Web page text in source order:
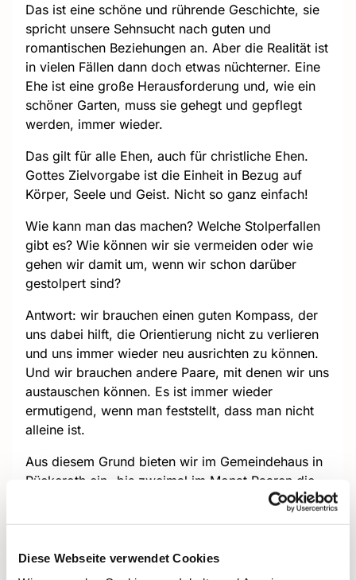
Diese Webseite verwendet Cookies
Das ist eine schöne und rührende Geschichte, sie
spricht unsere Sehnsucht nach guten und
romantischen Beziehungen an. Aber die Realität ist
in vielen Fällen dann doch etwas nüchterner. Eine
Ehe ist eine große Herausforderung und, wie ein
schöner Garten, muss sie gehegt und gepflegt
werden, immer wieder.
Das gilt für alle Ehen, auch für christliche Ehen.
Gottes Zielvorgabe ist die Einheit in Bezug auf
Körper, Seele und Geist. Nicht so ganz einfach!
Wie kann man das machen? Welche Stolperfallen
gibt es? Wie können wir sie vermeiden oder wie
gehen wir damit um, wenn wir schon darüber
gestolpert sind?
Antwort: wir brauchen einen guten Kompass, der
uns dabei hilft, die Orientierung nicht zu verlieren
und uns immer wieder neu ausrichten zu können.
Und wir brauchen andere Paare, mit denen wir uns
austauschen können. Es ist immer wieder
ermutigend, wenn man feststellt, dass man nicht
alleine ist.
Aus diesem Grund bieten wir im Gemeindehaus in
Rückeroth ein- bis zweimal im Monat Paaren die
Gelegenheit, bei einem Glas Sekt (auch alkoholfrei
Gespräch zu kommen.